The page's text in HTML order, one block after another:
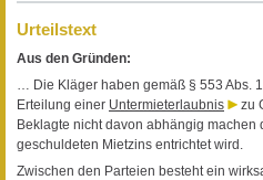
Urteilstext
Aus den Gründen:
… Die Kläger haben gemäß § 553 Abs.
Erteilung einer Untermieterlaubnis
zu
Beklagte nicht davon abhängig machen
geschuldeten Mietzins entrichtet wird.
Zwischen den Parteien besteht ein